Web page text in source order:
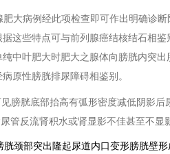
大病例经此项检查即可作出明确诊断
这些特点可与前列腺癌结核结石相鉴
中叶肥大时肥大之腺体向膀胱内突出
原性膀胱排尿障碍相鉴别。
膀胱底部抬高有弧形密度减低阴影后
管反流肾积水或肾显影不佳甚至不显
颈部突出隆起尿道内口变形膀胱壁